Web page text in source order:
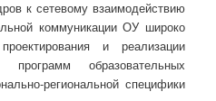
к сетевому взаимодействию
коммуникации ОУ широко
и реализации
программ образовательных
региональной специфики